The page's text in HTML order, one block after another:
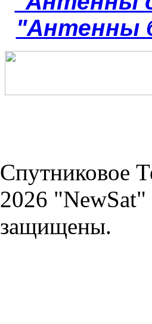
"Антенны
Спутниковое
2026
защищены.